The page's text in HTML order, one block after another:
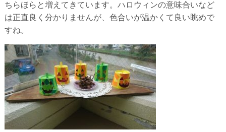
ちらほらと増えてきています。ハロウィンの意味合いなど
は正直良く分かりませんが、色合いが温かくて良い眺めで
すね。